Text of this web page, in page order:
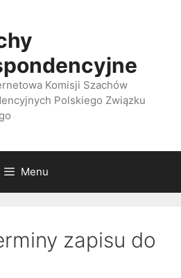
Komisji Szachów
Polskiego Związku
Menu
zapisu do